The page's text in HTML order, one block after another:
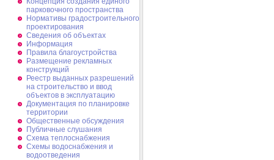
парковочного пространства
Нормативы градостроительного
проектирования
Сведения об объектах
Информация
Правила благоустройства
Размещение рекламных
конструкций
Реестр выданных разрешений
на строительство и ввод
объектов в эксплуатацию
Документация по планировке
территории
Общественные обсуждения
Публичные слушания
Схема теплоснабжения
Схемы водоснабжения и
водоотведения